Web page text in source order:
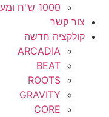
1000 ש"ח ומעלה
צור קשר
קולקציה חדשה
ARCADIA
BEAT
ROOTS
GRAVITY
CORE